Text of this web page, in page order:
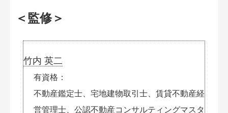
＜監修＞
竹内 英二
有資格
不動産鑑定士、宅地建物取引士、賃貸不動産経
営管理士、公認不動産コンサルティングマスタ